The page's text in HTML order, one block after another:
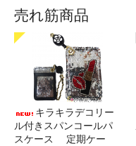
売れ筋商品
キラキラデコリー
ル付きスパンコールパ
スケース 定期ケー